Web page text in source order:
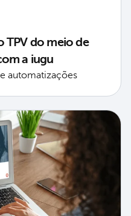
TPV do meio de
a iugu
automatizações